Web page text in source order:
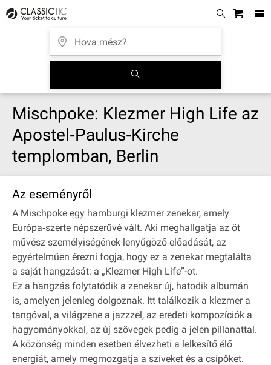
Mischpoke: Klezmer High Life az
Apostel‐Paulus‐Kirche
templomban, Berlin
Az eseményről
A Mischpoke egy hamburgi klezmer zenekar, amely
Európa‐szerte népszerűvé vált. Aki meghallgatja az öt
művész személyiségének lenyűgöző előadását, az
egyértelműen érezni fogja, hogy ez a zenekar megtalálta
a saját hangzását: a „Klezmer High Life”-ot.
Ez a hangzás folytatódik a zenekar új, hatodik albumán
is, amelyen jelenleg dolgoznak. Itt találkozik a klezmer a
tangóval, a világzene a jazzzel, az eredeti kompozíciók a
hagyományokkal, az új szövegek pedig a jelen pillanattal.
A közönség minden esetben élvezheti a lelkesítő élő
energiát, amely megmozgatja a szíveket és a csípőket.